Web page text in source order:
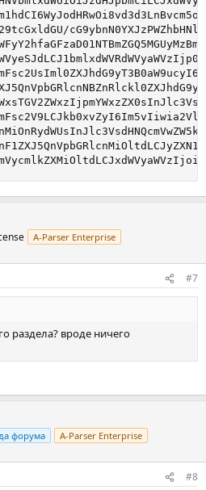
A-Parser Enterprise
#7
раздела? вроде ничего
форума A-Parser Enterprise
#8